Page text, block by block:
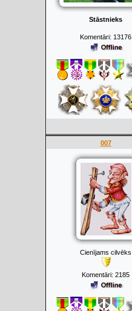
Stāstnieks
Komentāri: 13176
007
Cienījams cilvēks
Komentāri: 2185